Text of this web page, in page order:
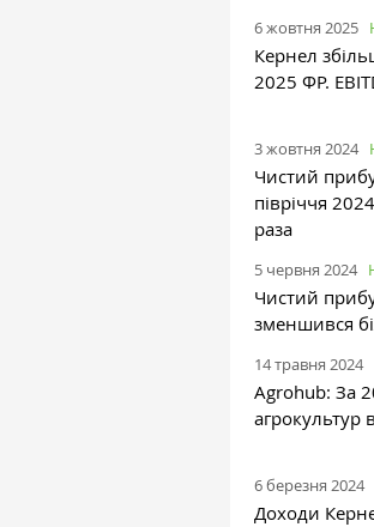
6 жовтня 2025
Кернел
2025 ФР.
3 жовтня 2024
Чистий
півріччя
раза
5 червня 2024
Чистий
зменшився
14 травня 2024
Agrohub: За
агрокультур
6 березня 2024
Доходи